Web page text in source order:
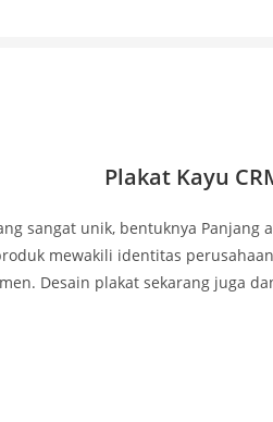
Plakat Kayu
sangat unik, bentuknya
mewakili identitas
Desain plakat sekarang juga